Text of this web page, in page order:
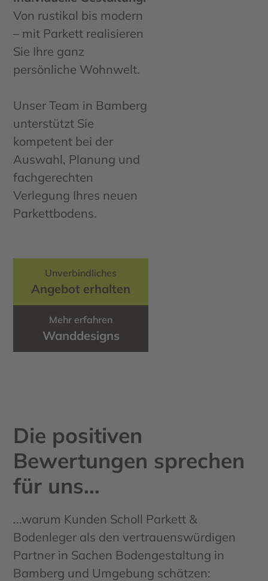
Von rustikal bis modern
– mit Parkett realisieren
Sie Ihre ganz
persönliche Wohnwelt.
Unser Team in Bamberg
unterstützt Sie
kompetent bei der
Auswahl, Planung und
fachgerechten
Verlegung Ihres neuen
Parkettbodens.
Unverbindliches
Angebot erhalten
Mehr erfahren
Wanddesigns
Die positiven
Bewertungen sprechen
für uns...
...warum Kunden Scholl Parkett &
Bodenleger als den vertrauenswürdigen
Partner in Sachen Bodengestaltung in
Bamberg und Umgebung schätzen: